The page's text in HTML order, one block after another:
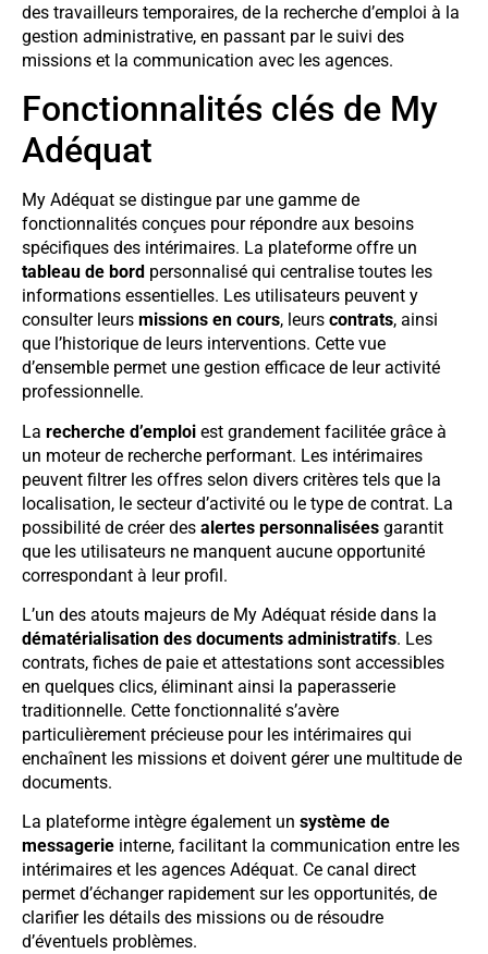
des travailleurs temporaires, de la recherche d’emploi à la
gestion administrative, en passant par le suivi des
missions et la communication avec les agences.
Fonctionnalités clés de My
Adéquat
My Adéquat se distingue par une gamme de
fonctionnalités conçues pour répondre aux besoins
spécifiques des intérimaires. La plateforme offre un
tableau de bord personnalisé qui centralise toutes les
informations essentielles. Les utilisateurs peuvent y
consulter leurs missions en cours, leurs contrats, ainsi
que l’historique de leurs interventions. Cette vue
d’ensemble permet une gestion efficace de leur activité
professionnelle.
La recherche d’emploi est grandement facilitée grâce à
un moteur de recherche performant. Les intérimaires
peuvent filtrer les offres selon divers critères tels que la
localisation, le secteur d’activité ou le type de contrat. La
possibilité de créer des alertes personnalisées garantit
que les utilisateurs ne manquent aucune opportunité
correspondant à leur profil.
L’un des atouts majeurs de My Adéquat réside dans la
dématérialisation des documents administratifs. Les
contrats, fiches de paie et attestations sont accessibles
en quelques clics, éliminant ainsi la paperasserie
traditionnelle. Cette fonctionnalité s’avère
particulièrement précieuse pour les intérimaires qui
enchaînent les missions et doivent gérer une multitude de
documents.
La plateforme intègre également un système de
messagerie interne, facilitant la communication entre les
intérimaires et les agences Adéquat. Ce canal direct
permet d’échanger rapidement sur les opportunités, de
clarifier les détails des missions ou de résoudre
d’éventuels problèmes.